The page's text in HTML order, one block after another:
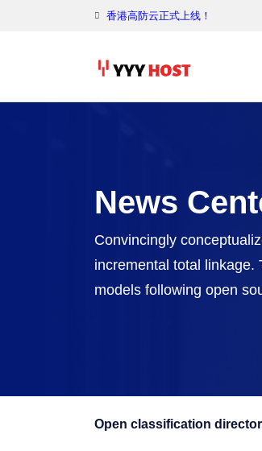
香港高防云正式上线！
News
Convincingly
incremental total linkage.
models following open
Open classification